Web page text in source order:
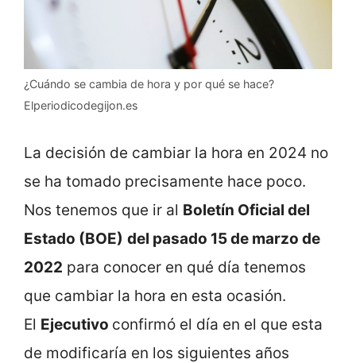
¿Cuándo se cambia de hora y por qué se hace?
Elperiodicodegijon.es
La decisión de cambiar la hora en 2024 no
se ha tomado precisamente hace poco.
Nos tenemos que ir al Boletín Oficial del
Estado (BOE) del pasado 15 de marzo de
2022 para conocer en qué día tenemos
que cambiar la hora en esta ocasión.
El Ejecutivo confirmó el día en el que esta
de modificaría en los siguientes años